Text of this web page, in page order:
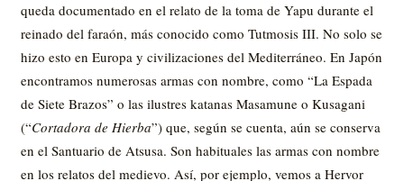
queda documentado en el relato de la toma de Yapu durante el
reinado del faraón, más conocido como Tutmosis III. No solo se
hizo esto en Europa y civilizaciones del Mediterráneo. En Japón
encontramos numerosas armas con nombre, como “La Espada
de Siete Brazos” o las ilustres katanas Masamune o Kusagani
(“Cortadora de Hierba”) que, según se cuenta, aún se conserva
en el Santuario de Atsusa. Son habituales las armas con nombre
en los relatos del medievo. Así, por ejemplo, vemos a Hervor